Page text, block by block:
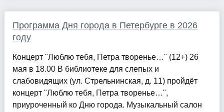
Программа Дня города в Петербурге в 2026
году
Концерт "Люблю тебя, Петра творенье…" (12+) 26
мая в 18.00 В библиотеке для слепых и
слабовидящих (ул. Стрельнинская, д. 11) пройдёт
концерт "Люблю тебя, Петра творенье…",
приуроченный ко Дню города. Музыкальный салон